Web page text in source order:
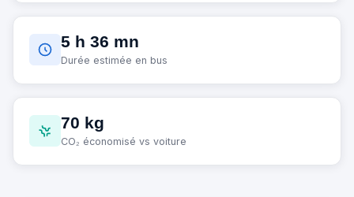
5 h 36 mn
Durée estimée en bus
70 kg
CO₂ économisé vs voiture